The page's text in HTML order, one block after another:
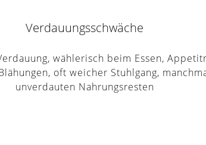
Verdauungsschwäche
wählerisch beim Essen,
oft weicher Stuhlgang,
unverdauten Nahrungsresten